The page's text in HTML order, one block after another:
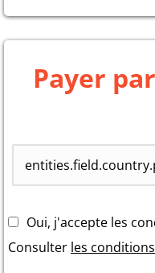
Payer
Oui, j'accepte les
Consulter les